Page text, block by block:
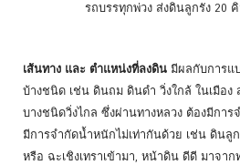
รถบรรทุกพ่วง ส่งดินลูกรัง 20
เส้นทาง และ ตำแหน่งที่ลงดิน มีผลกับการแ
บ้างชนิด เช่น ดินถม ดินดำ วิ่งใกล้ ในเมือ
บางชนิดวิ่งไกล ซึ่งผ่านทางหลวง ต้องมีกา
มีการจำกัดน้ำหนักไม่เท่ากันด้วย เช่น ดินลู
หรือ ฉะเชิงเทราเข้ามา, หน้าดิน ดีดี มาจาก